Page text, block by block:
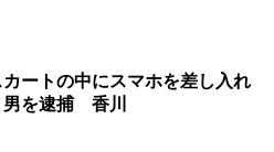
ートの中にスマホを差し入れ
を逮捕 香川